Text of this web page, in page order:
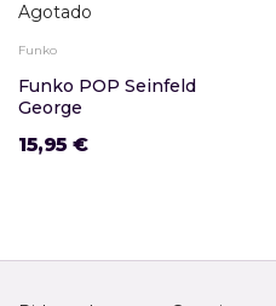
Agotado
Funko
Funko POP Seinfeld
George
15,95 €